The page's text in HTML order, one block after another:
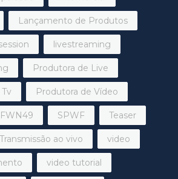
Lançamento de Produtos
livestreaming
Produtora de Live
Produtora de Vídeo
SPWF Teaser
Transmissão ao vivo video
video tutorial